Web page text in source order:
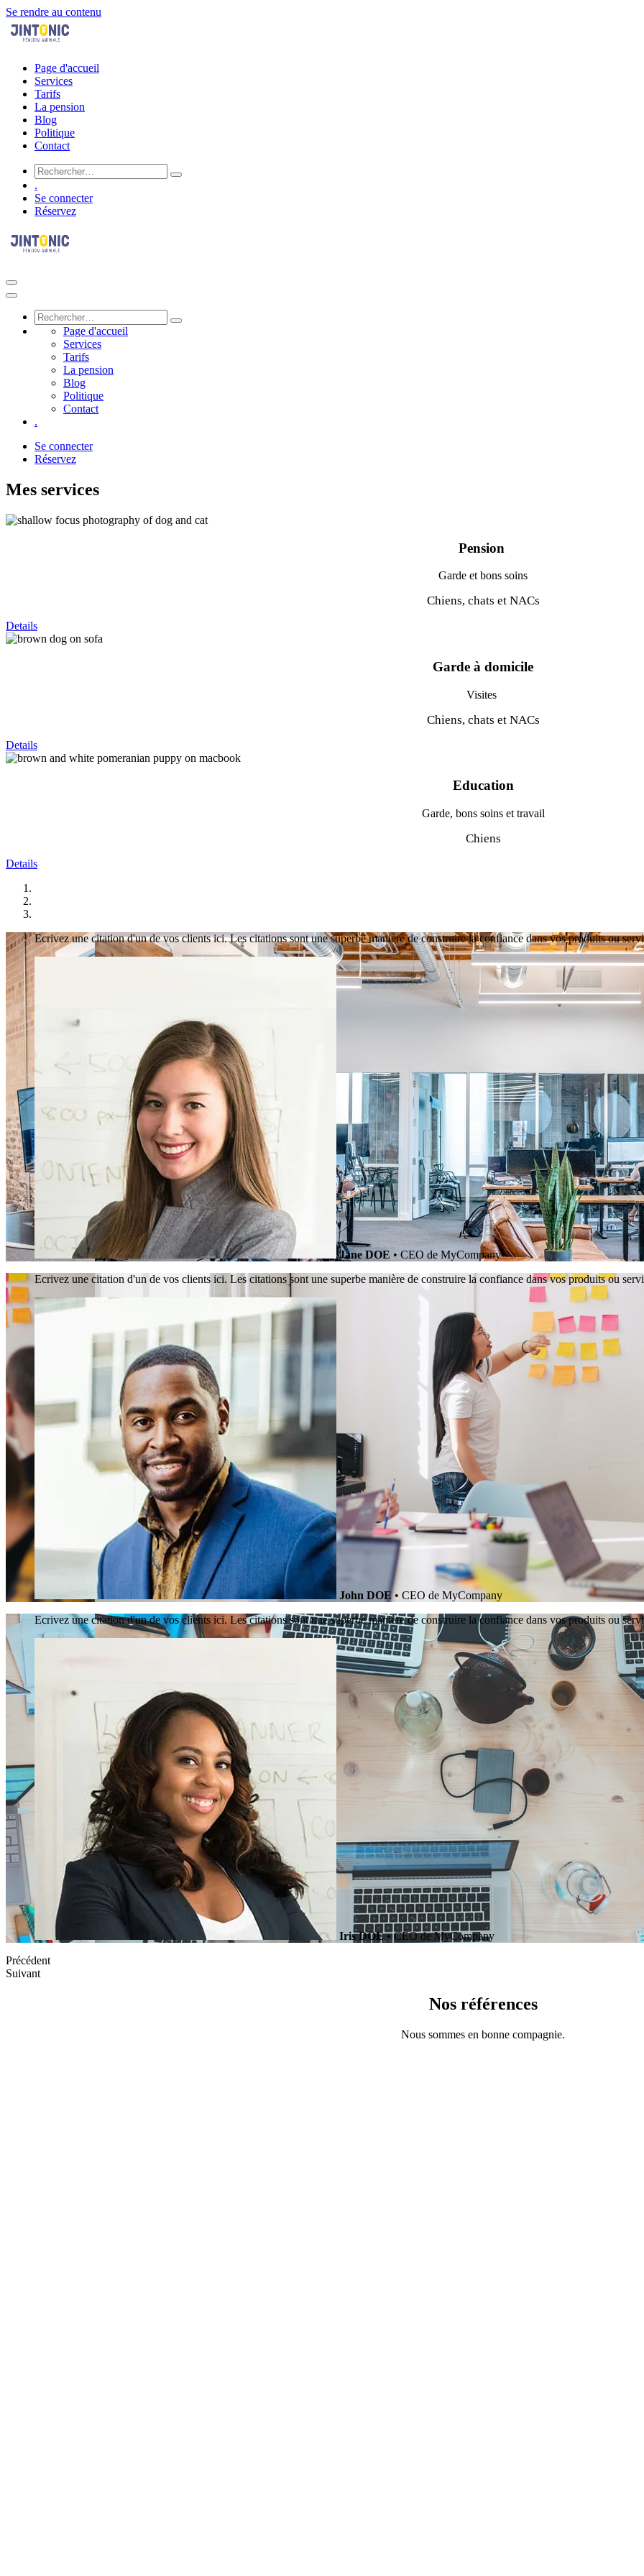
Se rendre au contenu
Page d'accueil
Services
Tarifs
La pension
Blog
Politique
Contact
.
Se connecter
Réservez
Page d'accueil
Services
Tarifs
La pension
Blog
Politique
Contact
.
Se connecter
Réservez
Mes services
Pension
Garde et bons soins
Chiens, chats et NACs
Details
Garde à domicile
Visites
Chiens, chats et NACs
Details
Education
Garde, bons soins et travail
Chiens
Details
Ecrivez une citation d'un de vos clients ici. Les citations sont une superbe manière de construire la confiance dans vos produits ou
Jane DOE • CEO de MyCompany
Ecrivez une citation d'un de vos clients ici. Les citations sont une superbe manière de construire la confiance dans vos produits ou
John DOE• CEO de MyCompany
Ecrivez une citation d'un de vos clients ici. Les citations sont une superbe manière de construire la confiance dans vos produits ou
Iris DOE• CEO de MyCompany
Précédent
Suivant
Nos références
Nous sommes en bonne compagnie.